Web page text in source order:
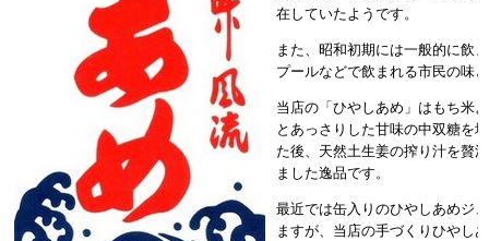
在していたようです。
また、昭和初期には一般的に飲
プールなどで飲まれる市民の味
当店の「ひやしあめ」はもち米
とあっさりした甘味の中双糖を
た後、天然土生姜の搾り汁を贅
ました逸品です。
最近では缶入りのひやしあめジ
ますが、当店の手づくりひやし